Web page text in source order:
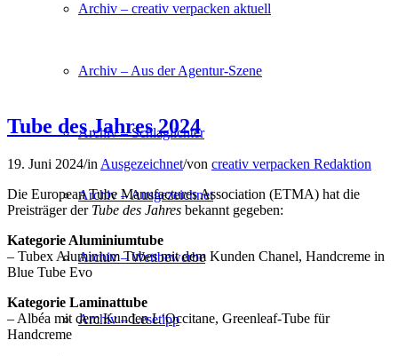
Archiv – creativ verpacken aktuell
Archiv – Aus der Agentur-Szene
Archiv – Schlaglichter
Archiv – Ausgezeichnet
Archiv – Wettbewerbe
Archiv – Lesetipp
Tube des Jahres 2024
19. Juni 2024/in Ausgezeichnet/von creativ verpacken Redaktion
Die European Tube Manufactures Association (ETMA) hat die
Preisträger der Tube des Jahres bekannt gegeben:
Kategorie Aluminiumtube
– Tubex Aluminium Tubes mit dem Kunden Chanel, Handcreme in
Blue Tube Evo
Kategorie Laminattube
– Albéa mit dem Kunden L‘Occitane, Greenleaf-Tube für
Handcreme